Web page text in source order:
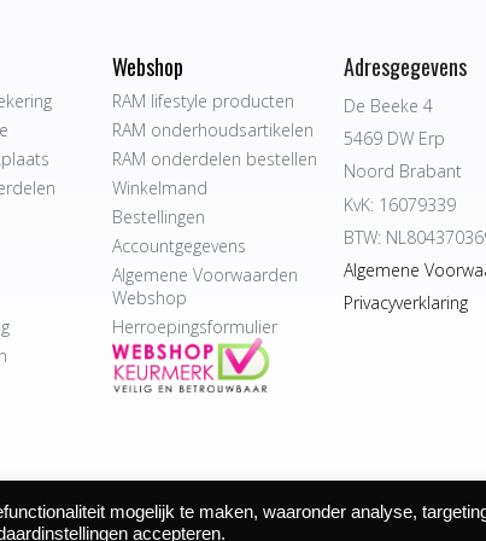
Webshop
RAM lifestyle producten
RAM onderhoudsartikelen
RAM onderdelen bestellen
Winkelmand
Bestellingen
Accountgegevens
Algemene Voorwaarden
Webshop
Herroepingsformulier
Adresgegevens
De Beeke 4
5469 DW Erp
Noord Brabant
KvK: 16079339
BTW:
Algemene
Privacyverklaring
Bijvelds BV. De Beeke 4, 5469 DW Erp | website door
mogelijk te maken, waaronder analyse,
accepteren.